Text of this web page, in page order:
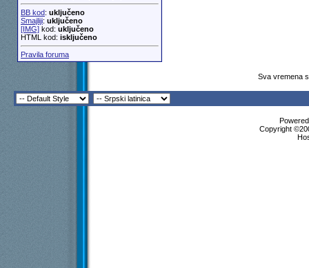
BB kod: uključeno
Smajliji: uključeno
[IMG]kod: uključeno
HTML kod: isključeno
Pravila foruma
Sva vremena
Copyright